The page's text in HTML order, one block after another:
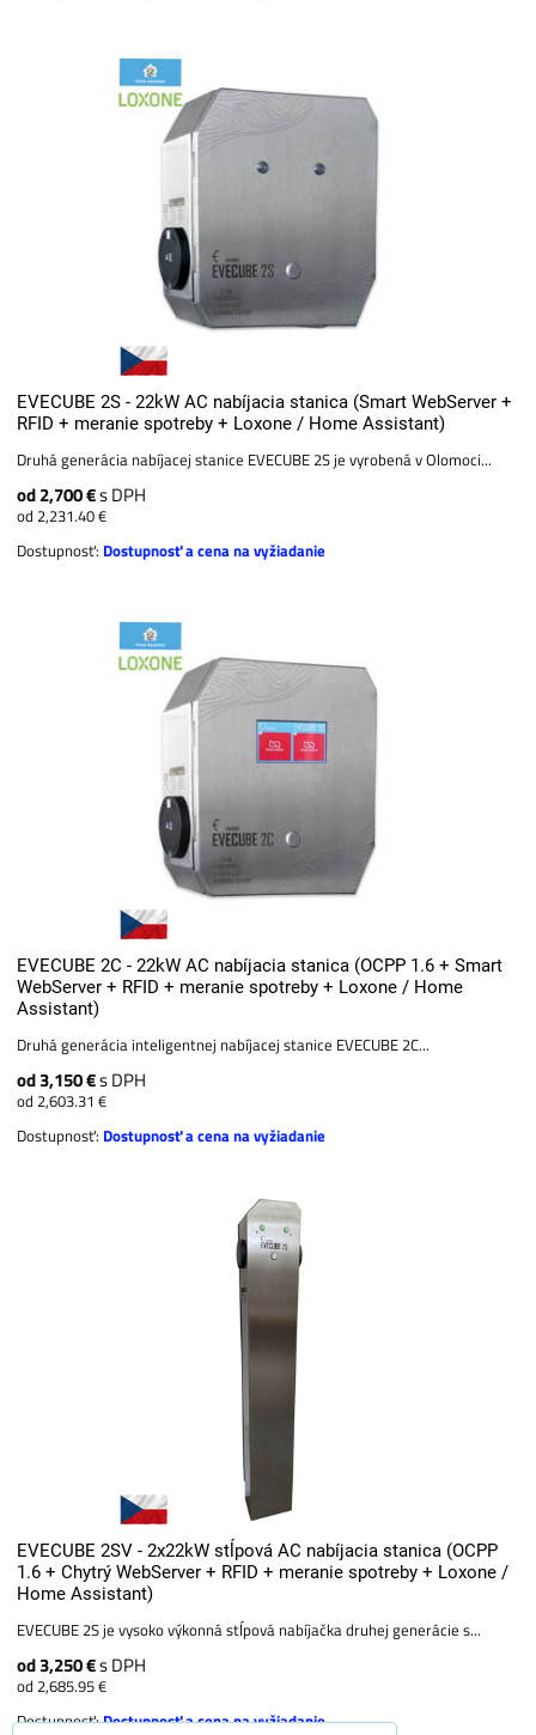
EVECUBE 2S - 22kW AC nabíjacia stanica (Smart WebServer +
RFID + meranie spotreby + Loxone / Home Assistant)
Druhá generácia nabíjacej stanice EVECUBE 2S je vyrobená v Olomoci...
od 2,700 €s DPH
od 2,231.40 €
Dostupnosť: Dostupnosť a cena na vyžiadanie
EVECUBE 2C - 22kW AC nabíjacia stanica (OCPP 1.6 + Smart
WebServer + RFID + meranie spotreby + Loxone / Home
Assistant)
Druhá generácia inteligentnej nabíjacej stanice EVECUBE 2C...
od 3,150 €s DPH
od 2,603.31 €
Dostupnosť: Dostupnosť a cena na vyžiadanie
EVECUBE 2SV - 2x22kW stĺpová AC nabíjacia stanica (OCPP
1.6 + Chytrý WebServer + RFID + meranie spotreby + Loxone /
Home Assistant)
EVECUBE 2S je vysoko výkonná stĺpová nabíjačka druhej generácie s...
od 3,250 €s DPH
od 2,685.95 €
Dostupnosť:Dostupnosť a cena na vyžiadanie